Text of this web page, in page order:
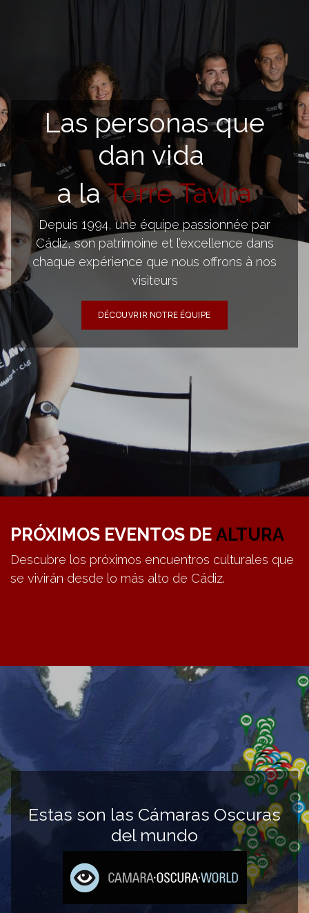
Las personas que
dan vida
a laTorre Tavira
Depuis 1994, une équipe passionnée par
Cádiz, son patrimoine et l’excellence dans
chaque expérience que nous offrons à nos
visiteurs
DÉCOUVRIR NOTRE ÉQUIPE
PRÓXIMOS EVENTOS DE ALTURA
Descubre los próximos encuentros culturales que
se vivirán desde lo más alto de Cádiz.
Estas son las Cámaras Oscuras
del mundo